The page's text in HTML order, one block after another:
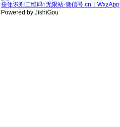
按住识别二维码↑无限站·微信号.cn：WxzApp
Powered by JishiGou